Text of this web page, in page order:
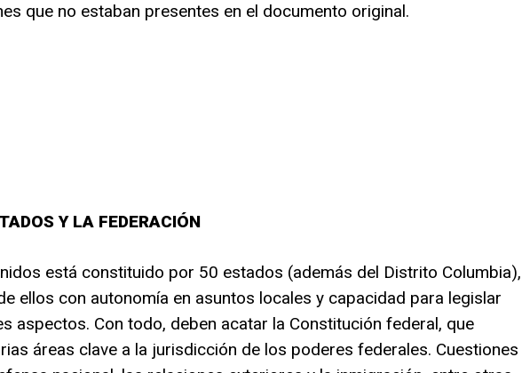
que no estaban presentes en el documento original.
Y LA FEDERACIÓN
está constituido por 50 estados (además del Distrito Columbia),
ellos con autonomía en asuntos locales y capacidad para legislar
aspectos. Con todo, deben acatar la Constitución federal, que
áreas clave a la jurisdicción de los poderes federales. Cuestiones